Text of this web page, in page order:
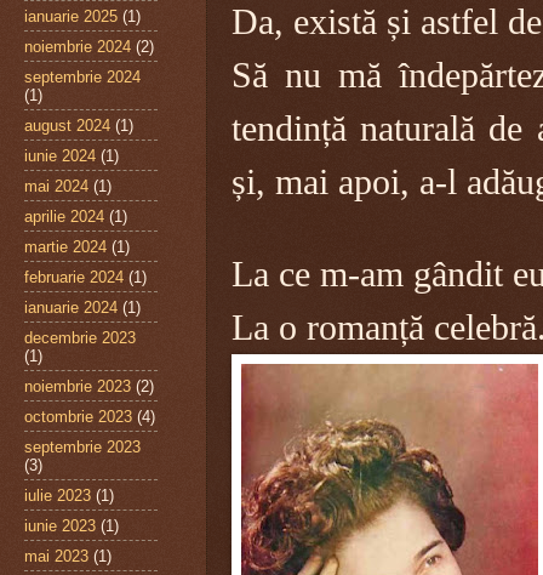
Da, există și astfel
Să nu mă
tendință naturală
și, mai apoi, a-l
La ce m-am gândit
La o romanță
ianuarie 2025 (1)
noiembrie 2024 (2)
septembrie 2024
(1)
august 2024 (1)
iunie 2024 (1)
mai 2024 (1)
aprilie 2024 (1)
martie 2024 (1)
februarie 2024 (1)
ianuarie 2024 (1)
decembrie 2023
(1)
noiembrie 2023 (2)
octombrie 2023 (4)
septembrie 2023
(3)
iulie 2023 (1)
iunie 2023 (1)
mai 2023 (1)